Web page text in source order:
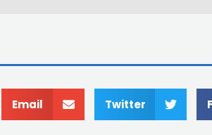
Twitter
Email